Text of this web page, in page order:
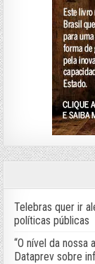
Telebras quer ir
políticas públicas
“O nível da
Dataprev sobre